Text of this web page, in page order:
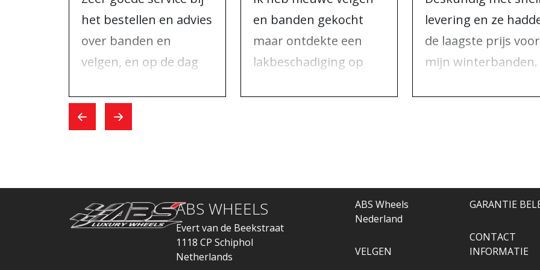
het bestellen en advies
over banden en
velgen, en op de dag
wissel verliep alles
snel.
en banden gekocht
maar ontdekte een
lakbeschadiging op
levering en ze
de laagste prijs voor
mijn winterbanden.
ABS WHEELS
Evert van de Beekstraat
1118 CP Schiphol
Netherlands
ABS Wheels
Nederland
VELGEN
GARANTIE
CONTACT
INFORMATIE